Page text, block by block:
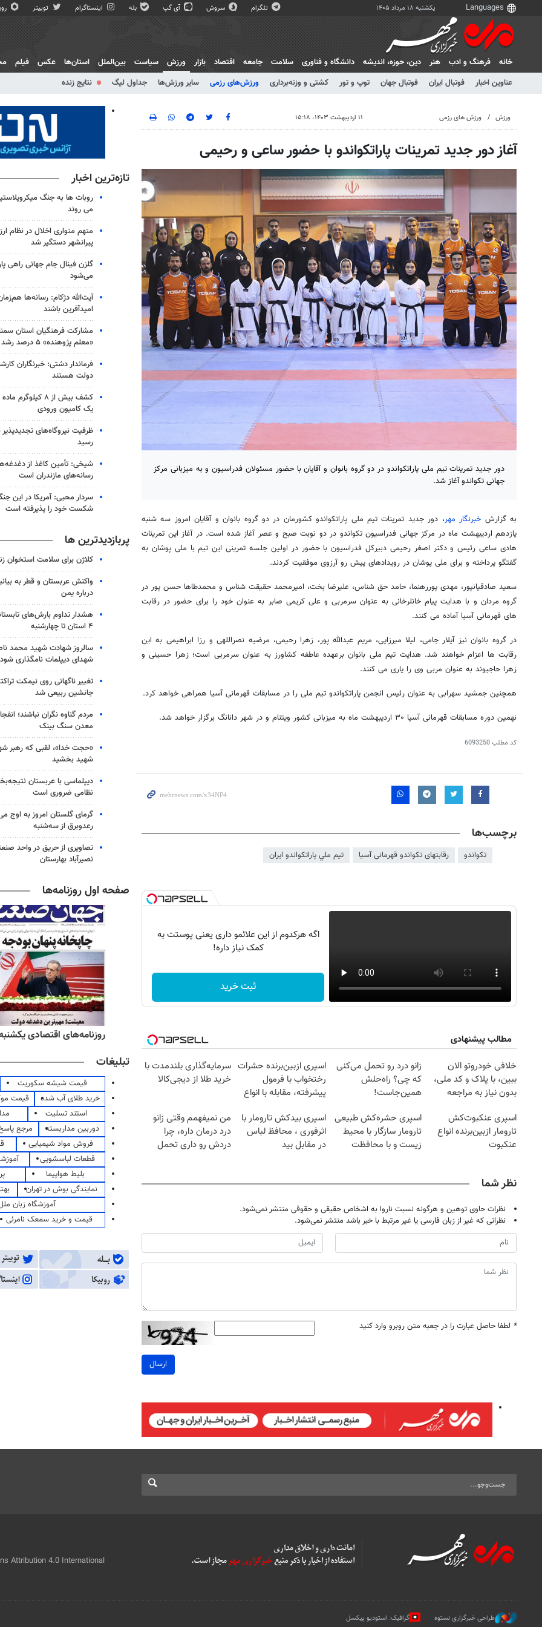
یکشنبه ۱۸ مرداد ۱۴۰۵ تلگرام سروش آی گپ بله اینستاگرام توییتر
خانه فرهنگ و ادب هنر دين، حوزه، انديشه دانشگاه و فناوری سلامت جامعه اقتصاد بازار
ورزش
عناوین اخبار
فوتبال ایران فوتبال جهان توپ و تور کشتی و وزنه‌برداری ورزش‌های رزمی سایر ورزش‌ها جداول لیگ نتایج زنده
سیاست بین‌الملل استان‌ها عکس فیلم
ورزش ورزش های رزمی ۱۱ اردیبهشت ۱۴۰۳، ۱۵:۱۸
آغاز دور جدید تمرینات پاراتکواندو با حضور ساعی و رحیمی
دور جدید تمرینات تیم ملی پاراتکواندو در دو گروه بانوان و آقایان با حضور مسئولان فدراسیون و به میزبانی مرکز
جهانی تکواندو آغاز شد.
به گزارش خبرنگار مهر، دور جدید تمرینات تیم ملی پاراتکواندو کشورمان در دو گروه بانوان و آقایان امروز سه شنبه
یازدهم اردیبهشت ماه در مرکز جهانی فدراسیون تکواندو در دو نوبت صبح و عصر آغاز شده است. در آغاز این تمرینات
هادی ساعی رئیس و دکتر اصغر رحیمی دبیرکل فدراسیون با حضور در اولین جلسه تمرینی این تیم با ملی پوشان به
گفتگو پرداخته و برای ملی پوشان در رویدادهای پیش رو آرزوی موفقیت کردند.
سعید صادقیانپور، مهدی پوررهنما، حامد حق شناس، علیرضا بخت، امیرمحمد حقیقت شناس و محمدطاها حسن پور در
گروه مردان و با هدایت پیام خانلرخانی به عنوان سرمربی و علی کریمی صابر به عنوان خود را برای حضور در رقابت
های قهرمانی آسیا آماده می کنند.
در گروه بانوان نیز آیلار جامی، لیلا میرزایی، مریم عبدالله پور، زهرا رحیمی، مرضیه نصراللهی و رزا ابراهیمی به این
رقابت ها اعزام خواهند شد. هدایت تیم ملی بانوان برعهده عاطفه کشاورز به عنوان سرمربی است؛ زهرا حسینی و
زهرا حاجیوند به عنوان مربی وی را یاری می کنند.
همچنین جمشید سهرابی به عنوان رئیس انجمن پاراتکواندو تیم ملی را در مسابقات قهرمانی آسیا همراهی خواهد کرد.
نهمین دوره مسابقات قهرمانی آسیا ۳۰ اردیبهشت ماه به میزبانی کشور ویتنام و در شهر دانانگ برگزار خواهد شد.
کد مطلب6093250
برچسب‌ها
تکواندو رقابتهای تکواندو قهرمانی آسیا تيم ملي پاراتكواندو ايران
اگه هرکدوم از این علائمو داری یعنی پوستت به
کمک نیاز داره!
ثبت خرید
مطالب پیشنهادی
خلافی خودروتو الان
ببین، با پلاک و کد ملی،
بدون نیاز به مراجعه
زانو درد رو تحمل می‌کنی
که چی؟ راه‌حلش
همین‌جاست!
اسپری ازبین‌برنده حشرات
رختخواب با فرمول
پیشرفته، مقابله با انواع
سرمایه‌گذاری بلندمدت با
خرید طلا از دیجی‌کالا
اسپری عنکبوت‌‌کش
تارومار ازبین‌برنده انواع
عنکبوت
اسپری حشره‌کش طبیعی
تارومار سازگار با محیط
زیست و با محافظت
اسپری بیدکش تارومار با
اثرفوری ، محافظ لباس
در مقابل بید
من نمیفهمم وقتی زانو
درد درمان داره، چرا
دردش رو داری تحمل
نظر شما
نظرات حاوی توهین و هرگونه نسبت ناروا به اشخاص حقیقی و حقوقی منتشر نمی‌شود.
نظراتی که غیر از زبان فارسی یا غیر مرتبط با خبر باشد منتشر نمی‌شود.
* لطفا حاصل عبارت را در جعبه متن روبرو وارد کنید
ارسال
تازه‌ترین اخبار
روبات ها به جنگ
می روند
متهم متواری اخلال در نظام
پیرانشهر دستگیر شد
گلزن فینال جام جهانی راهی
می‌شود
آیت‌الله دژکام: رسانه‌ها
امیدآفرین باشند
مشارکت فرهنگیان استان
«معلم پژوهنده» ۵ درصد رشد کرد
فرماندار دشتی: خبرنگاران
دولت هستند
کشف بیش از ۸
یک کامیون ورودی
رسید
شیخی: تأمین کاغذ از
رسانه‌های مازندران است
سردار محبی: آمریکا در این
شکست خود را پذیرفته است
پربازدیدترین ها
کلاژن برای سلامت استخوان
واکنش عربستان و قطر به
درباره یمن
هشدار تداوم بارش‌های
۴ استان تا چهارشنبه
سالروز شهادت شهید محمد
شهدای دیپلمات نامگذاری شود
تغییر ناگهانی روی نیمکت
جانشین ربیعی شد
مردم گناوه نگران نباشند؛
معدن سنگ بینک
«حجت خدا»، لقبی که رهبر
شهید بخشید
دیپلماسی با عربستان
نظامی ضروری است
گرمای گلستان امروز به اوج
رعدوبرق از سه‌شنبه
تصاویری از حریق در واحد
نصیرآباد بهارستان
صفحه اول روزنامه‌ها
روزنامه‌های ورزشی شنبه ۱۷ مرداد ۱۴۰۵ روزنامه‌های ورزشی یکشنبه ۱۸ مرداد ۱۴۰۵ روزنامه‌های اقتصادی یکشنبه ۱۸ مرداد
تبلیغات
قیمت شیشه سکوریت
خرید طلای آب شده
قیمت
استند تسلیت
دوربین مداربسته
مرجع
فروش مواد شیمیایی
قطعات لباسشویی
بلیط هواپیما
نمایندگی بوش در تهران
آموزشگاه زبان
قیمت و خرید سمعک نامرئی
Attribution 4.0 International
طراحی خبرگزاری نستوه گرافیک: استودیو پیکسل